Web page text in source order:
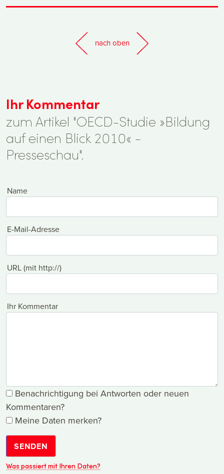
nach oben
Ihr Kommentar
zum Artikel "OECD-Studie »Bildung
auf einen Blick 2010« -
Presseschau".
Name
E-Mail-Adresse
URL (mit http://)
Ihr Kommentar
Benachrichtigung bei Antworten oder neuen
Kommentaren?
Meine Daten merken?
SENDEN
Was passiert mit Ihren Daten?